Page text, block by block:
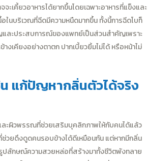
จะเคี้ยวอาหารได้ยากขึ้นโดยเฉพาะอาหารที่แข็งและ
อในบริเวณที่ฉีดมีความหนืดมากขึ้น ทั้งนี้การฉีดโบท็
และประสบการณ์ของแพทย์เป็นส่วนสำคัญเพราะ
งเคียงอย่างตาตก ปากเบี้ยวยิ้มไม่ได้ หรือหน้าไม่
แก้ปัญหากลิ่นตัวได้จริง
ละผิวพรรณที่ช่วยเสริมบุคลิกภาพให้กับคนได้แล้ว
ช่วยดึงดูดคนรอบข้างได้ดีเหมือนกัน แต่หากมีกลิ่น
ปลักษณ์ความสวยหล่อที่สร้างมาทั้งชีวิตพังทลาย